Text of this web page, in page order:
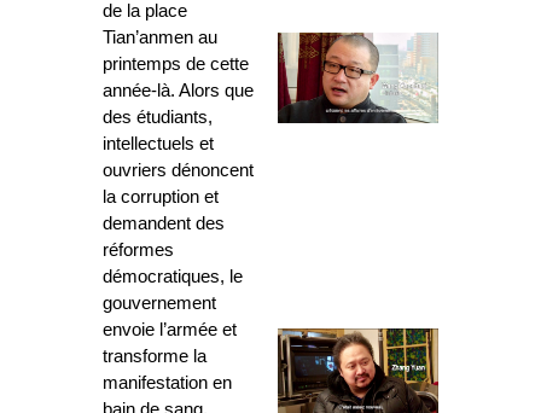
de la place
Tian’anmen au
printemps de cette
année-là. Alors que
des étudiants,
intellectuels et
ouvriers dénoncent
la corruption et
demandent des
réformes
démocratiques, le
gouvernement
envoie l’armée et
transforme la
manifestation en